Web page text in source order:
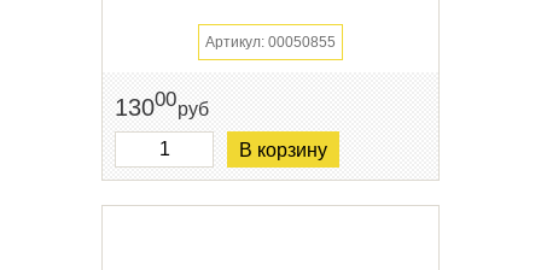
Артикул: 00050855
13000руб
В корзину